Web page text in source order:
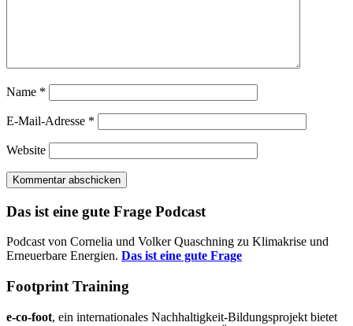
Name *
E-Mail-Adresse *
Website
Das ist eine gute Frage Podcast
Podcast von Cornelia und Volker Quaschning zu Klimakrise und
Erneuerbare Energien. Das ist eine gute Frage
Footprint Training
e-co-foot, ein internationales Nachhaltigkeit-Bildungsprojekt bietet